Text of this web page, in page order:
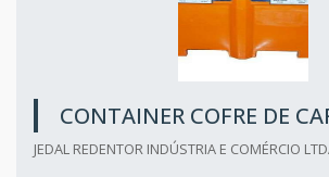
CONTAINER COFRE DE
JEDAL REDENTOR INDÚSTRIA E COMÉRCIO